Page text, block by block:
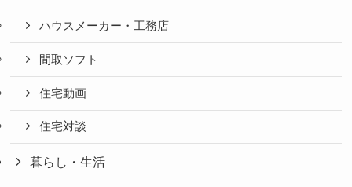
ハウスメーカー・工務店
間取ソフト
住宅動画
住宅対談
暮らし・生活